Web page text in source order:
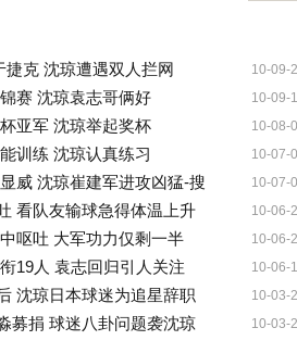
10-09-
捷克 沈琼遭遇双人拦网
10-09-
赛 沈琼袁志哥俩好
10-08-
亚军 沈琼举起奖杯
10-07-
训练 沈琼认真练习
10-07-
威 沈琼崔建军进攻凶猛-搜
10-06-
看队友输球急得体温上升
10-06-
呕吐 大军功力仅剩一半
10-06-
19人 袁志回归引人关注
10-03-
沈琼日本球迷为追星辞职
10-03-
募捐 球迷八卦问题袭沈琼